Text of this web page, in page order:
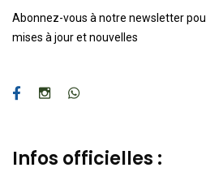
Abonnez-vous à notre newsletter
mises à jour et nouvelles
Infos officielles :